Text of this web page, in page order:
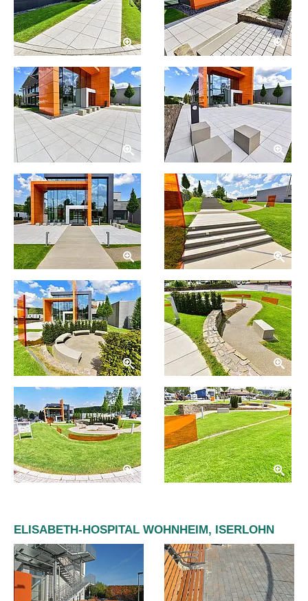
ELISABETH-HOSPITAL WOHNHEIM, ISERLOHN